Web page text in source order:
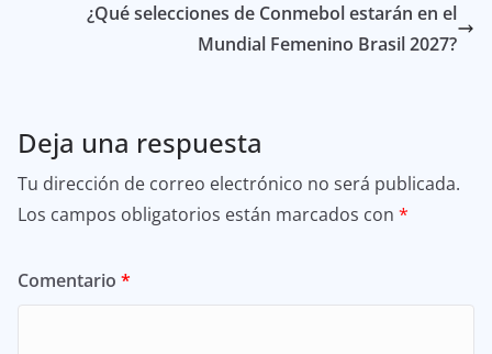
¿Qué selecciones de Conmebol estarán en el
Mundial Femenino Brasil 2027?
Deja una respuesta
Tu dirección de correo electrónico no será publicada.
Los campos obligatorios están marcados con *
Comentario *